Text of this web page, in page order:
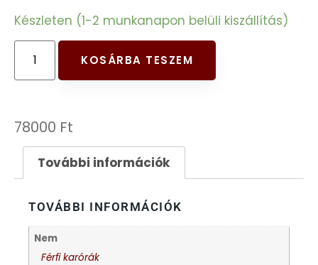
Készleten (1-2 munkanapon belüli kiszállítás)
KOSÁRBA TESZEM
78000 Ft
További információk
TOVÁBBI INFORMÁCIÓK
Nem
Férfi karórák
FÉMCSATOK
FESTINA
FRANCIS DELON
FREELOOK
GUESS KARÓRÁK
HÁLÓZATI ÓRÁK